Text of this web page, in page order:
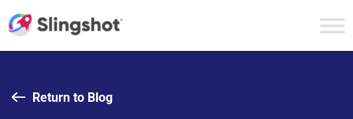
Return to Blog